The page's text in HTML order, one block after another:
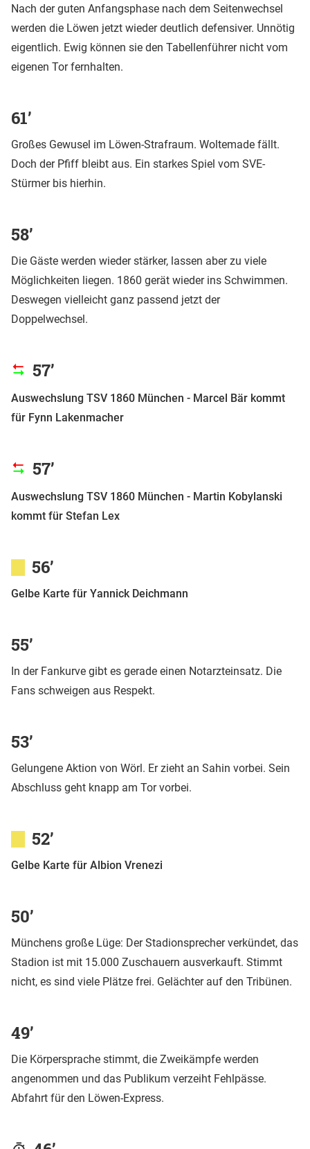
Nach der guten Anfangsphase nach dem Seitenwechsel
werden die Löwen jetzt wieder deutlich defensiver. Unnötig
eigentlich. Ewig können sie den Tabellenführer nicht vom
eigenen Tor fernhalten.
61’
Großes Gewusel im Löwen-Strafraum. Woltemade fällt.
Doch der Pfiff bleibt aus. Ein starkes Spiel vom SVE-
Stürmer bis hierhin.
58’
Die Gäste werden wieder stärker, lassen aber zu viele
Möglichkeiten liegen. 1860 gerät wieder ins Schwimmen.
Deswegen vielleicht ganz passend jetzt der
Doppelwechsel.
57’
Auswechslung TSV 1860 München - Marcel Bär kommt
für Fynn Lakenmacher
57’
Auswechslung TSV 1860 München - Martin Kobylanski
kommt für Stefan Lex
56’
Gelbe Karte für Yannick Deichmann
55’
In der Fankurve gibt es gerade einen Notarzteinsatz. Die
Fans schweigen aus Respekt.
53’
Gelungene Aktion von Wörl. Er zieht an Sahin vorbei. Sein
Abschluss geht knapp am Tor vorbei.
52’
Gelbe Karte für Albion Vrenezi
50’
Münchens große Lüge: Der Stadionsprecher verkündet, das
Stadion ist mit 15.000 Zuschauern ausverkauft. Stimmt
nicht, es sind viele Plätze frei. Gelächter auf den Tribünen.
49’
Die Körpersprache stimmt, die Zweikämpfe werden
angenommen und das Publikum verzeiht Fehlpässe.
Abfahrt für den Löwen-Express.